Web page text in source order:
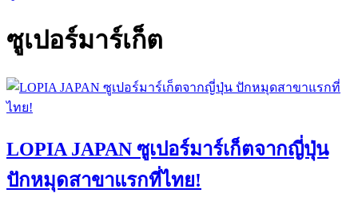
ซูเปอร์มาร์เก็ต
LOPIA JAPAN ซูเปอร์มาร์เก็ตจากญี่ปุ่น
ปักหมุดสาขาแรกที่ไทย!